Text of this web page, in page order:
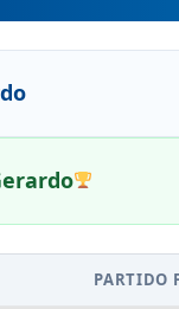
PARTIDO